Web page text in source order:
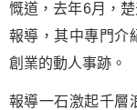
慨道，去年6月，
報導，其中專門介
創業的動人事跡。
報導一石激起千層